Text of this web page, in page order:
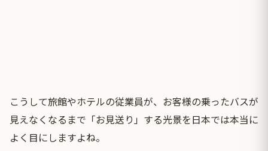
こうして旅館やホテルの従業員が、お客様の乗ったバスが
見えなくなるまで「お見送り」する光景を日本では本当に
よく目にしますよね。